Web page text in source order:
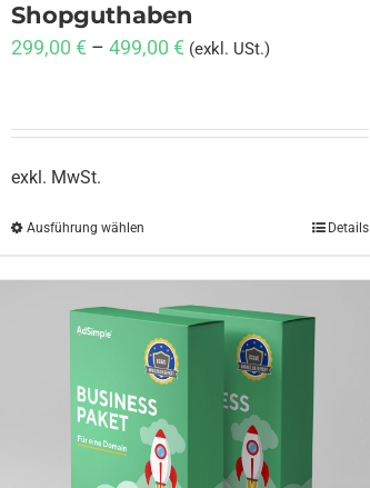
Shopguthaben
299,00€ –499,00€ (exkl. USt.)
exkl. MwSt.
Ausführung wählen
mehrere
Varianten
auf.
Die
Optionen
können
Details